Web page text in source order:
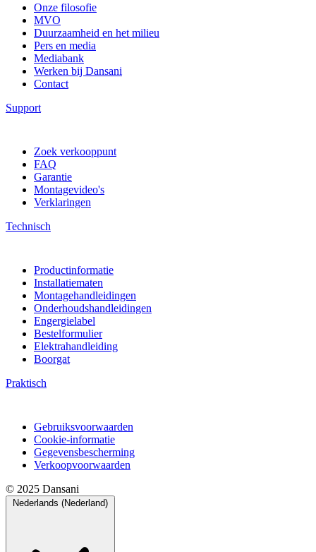
Onze filosofie
MVO
Duurzaamheid en het milieu
Pers en media
Mediabank
Werken bij Dansani
Contact
Support
Zoek verkooppunt
FAQ
Garantie
Montagevideo's
Verklaringen
Technisch
Productinformatie
Installatiematen
Montagehandleidingen
Onderhoudshandleidingen
Engergielabel
Bestelformulier
Elektrahandleiding
Boorgat
Praktisch
Gebruiksvoorwaarden
Cookie-informatie
Gegevensbescherming
Verkoopvoorwaarden
© 2025 Dansani
Nederlands (Nederland)